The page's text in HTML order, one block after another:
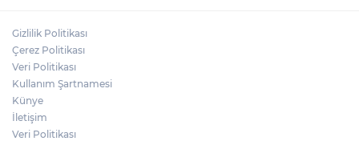
Gizlilik Politikası
Çerez Politikası
Veri Politikası
Kullanım Şartnamesi
Künye
İletişim
Veri Politikası